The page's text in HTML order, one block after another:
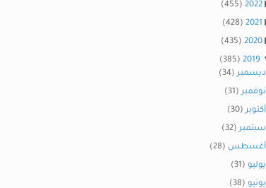
2022
(455)
2021
(428)
2020
(435)
2019
(385)
ديسمبر(34)
نوفمبر(31)
أكتوبر(30)
سبتمبر(32)
أغسطس (28)
يوليو (31)
يونيو (38)